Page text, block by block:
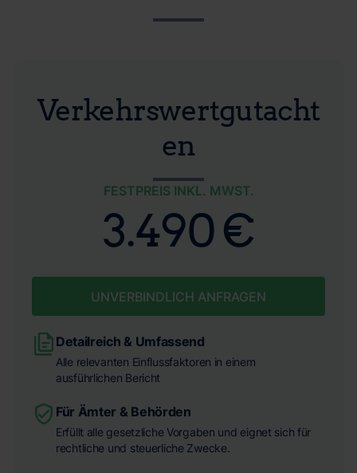
Verkehrswertgutacht
en
FESTPREIS INKL. MWST.
3.490 €
UNVERBINDLICH ANFRAGEN
Detailreich & Umfassend
Alle relevanten Einflussfaktoren in einem
ausführlichen Bericht
Für Ämter & Behörden
Erfüllt alle gesetzliche Vorgaben und eignet sich für
rechtliche und steuerliche Zwecke.